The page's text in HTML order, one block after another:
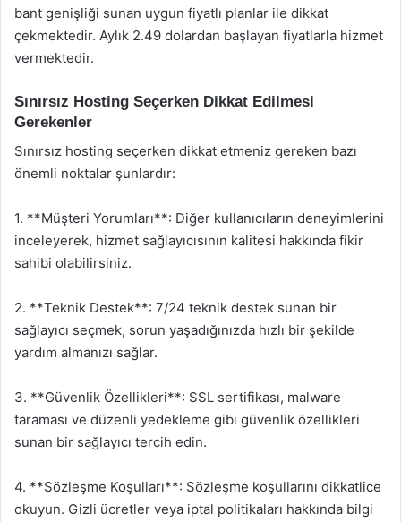
bant genişliği sunan uygun fiyatlı planlar ile dikkat
çekmektedir. Aylık 2.49 dolardan başlayan fiyatlarla hizmet
vermektedir.
Sınırsız Hosting Seçerken Dikkat Edilmesi
Gerekenler
Sınırsız hosting seçerken dikkat etmeniz gereken bazı
önemli noktalar şunlardır:
1. **Müşteri Yorumları**: Diğer kullanıcıların deneyimlerini
inceleyerek, hizmet sağlayıcısının kalitesi hakkında fikir
sahibi olabilirsiniz.
2. **Teknik Destek**: 7/24 teknik destek sunan bir
sağlayıcı seçmek, sorun yaşadığınızda hızlı bir şekilde
yardım almanızı sağlar.
3. **Güvenlik Özellikleri**: SSL sertifikası, malware
taraması ve düzenli yedekleme gibi güvenlik özellikleri
sunan bir sağlayıcı tercih edin.
4. **Sözleşme Koşulları**: Sözleşme koşullarını dikkatlice
okuyun. Gizli ücretler veya iptal politikaları hakkında bilgi